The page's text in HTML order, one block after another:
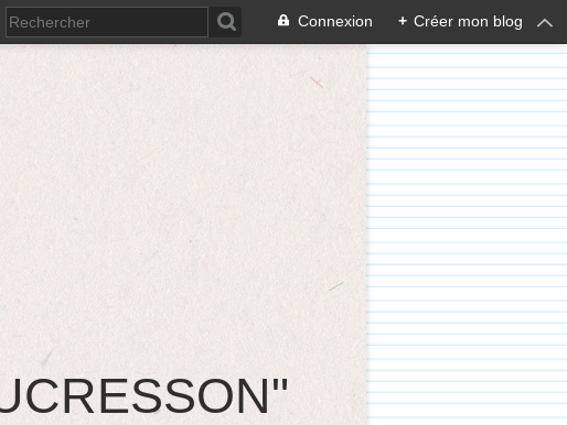
Connexion + Créer mon blog